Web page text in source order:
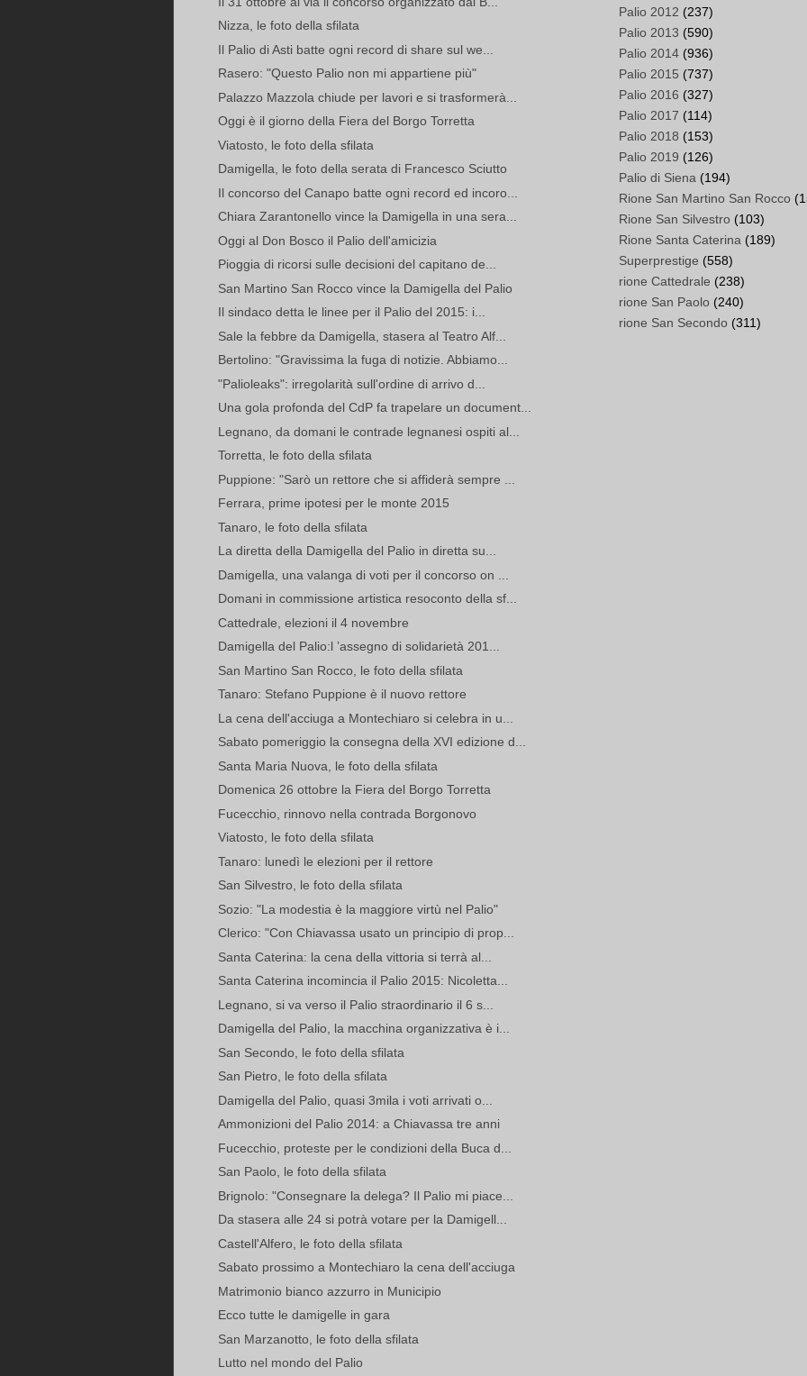
Nizza, le foto della sfilata
Il Palio di Asti batte ogni record di share sul we...
Rasero: "Questo Palio non mi appartiene più"
Palazzo Mazzola chiude per lavori e si trasformerà...
Oggi è il giorno della Fiera del Borgo Torretta
Viatosto, le foto della sfilata
Damigella, le foto della serata di Francesco Sciutto
Il concorso del Canapo batte ogni record ed incoro...
Chiara Zarantonello vince la Damigella in una sera...
Oggi al Don Bosco il Palio dell'amicizia
Pioggia di ricorsi sulle decisioni del capitano de...
San Martino San Rocco vince la Damigella del Palio
Il sindaco detta le linee per il Palio del 2015: i...
Sale la febbre da Damigella, stasera al Teatro Alf...
Bertolino: "Gravissima la fuga di notizie. Abbiamo...
"Palioleaks": irregolarità sull'ordine di arrivo d...
Una gola profonda del CdP fa trapelare un document...
Legnano, da domani le contrade legnanesi ospiti al...
Torretta, le foto della sfilata
Puppione: "Sarò un rettore che si affiderà sempre ...
Ferrara, prime ipotesi per le monte 2015
Tanaro, le foto della sfilata
La diretta della Damigella del Palio in diretta su...
Damigella, una valanga di voti per il concorso on ...
Domani in commissione artistica resoconto della sf...
Cattedrale, elezioni il 4 novembre
Damigella del Palio:l ’assegno di solidarietà 201...
San Martino San Rocco, le foto della sfilata
Tanaro: Stefano Puppione è il nuovo rettore
La cena dell'acciuga a Montechiaro si celebra in u...
Sabato pomeriggio la consegna della XVI edizione d...
Santa Maria Nuova, le foto della sfilata
Domenica 26 ottobre la Fiera del Borgo Torretta
Fucecchio, rinnovo nella contrada Borgonovo
Viatosto, le foto della sfilata
Tanaro: lunedì le elezioni per il rettore
San Silvestro, le foto della sfilata
Sozio: "La modestia è la maggiore virtù nel Palio"
Clerico: "Con Chiavassa usato un principio di prop...
Santa Caterina: la cena della vittoria si terrà al...
Santa Caterina incomincia il Palio 2015: Nicoletta...
Legnano, si va verso il Palio straordinario il 6 s...
Damigella del Palio, la macchina organizzativa è i...
San Secondo, le foto della sfilata
San Pietro, le foto della sfilata
Damigella del Palio, quasi 3mila i voti arrivati o...
Ammonizioni del Palio 2014: a Chiavassa tre anni
Fucecchio, proteste per le condizioni della Buca d...
San Paolo, le foto della sfilata
Brignolo: "Consegnare la delega? Il Palio mi piace...
Da stasera alle 24 si potrà votare per la Damigell...
Castell'Alfero, le foto della sfilata
Sabato prossimo a Montechiaro la cena dell'acciuga
Matrimonio bianco azzurro in Municipio
Ecco tutte le damigelle in gara
San Marzanotto, le foto della sfilata
Lutto nel mondo del Palio
Palio 2012 (237)
Palio 2013 (590)
Palio 2014 (936)
Palio 2015 (737)
Palio 2016 (327)
Palio 2017 (114)
Palio 2018 (153)
Palio 2019 (126)
Palio di Siena (194)
Rione San Martino San Rocco
Rione San Silvestro (103)
Rione Santa Caterina (189)
Superprestige (558)
rione Cattedrale (238)
rione San Paolo (240)
rione San Secondo (311)